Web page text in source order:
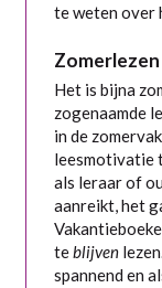
te weten over
Zomerlezen
Het is bijna
zogenaamde
in de
leesmotivatie
als leraar of
aanreikt, het
teblijven
spannend en